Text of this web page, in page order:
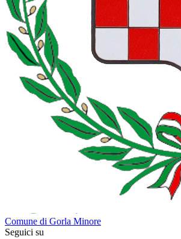
Comune di Gorla Minore
Seguici su